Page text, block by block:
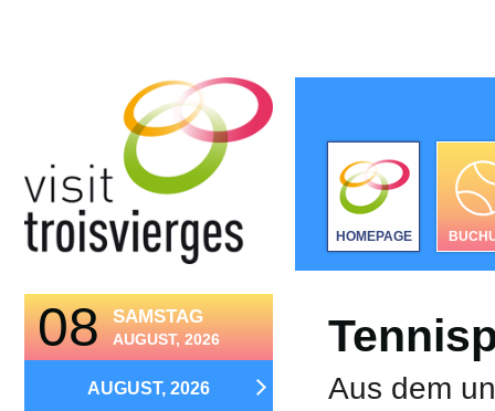
08 SAMSTAG
AUGUST, 2026
AUGUST, 2026
HOMEPAGE
Aus dem